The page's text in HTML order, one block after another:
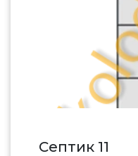
Септик 11